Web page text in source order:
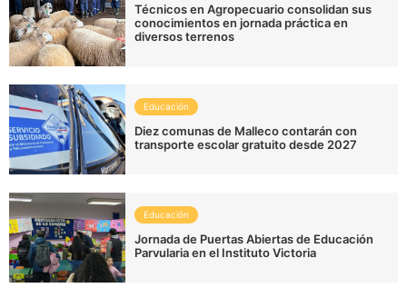
Técnicos en Agropecuario consolidan sus
conocimientos en jornada práctica en
diversos terrenos
Educación
Diez comunas de Malleco contarán con
transporte escolar gratuito desde 2027
Educación
Jornada de Puertas Abiertas de Educación
Parvularia en el Instituto Victoria